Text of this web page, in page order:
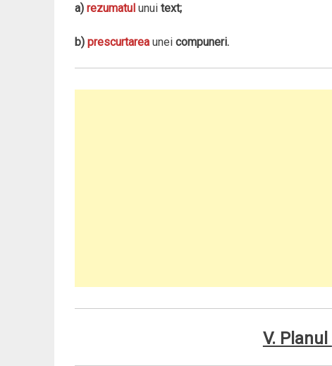
a) rezumatulunui text;
b) prescurtareaunei compuneri.
V. Planul